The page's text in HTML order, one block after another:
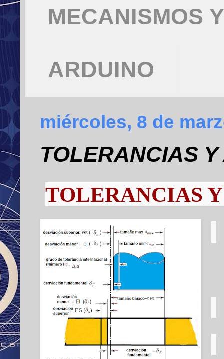
MECANISMOS
ARDUINO
miércoles, 8 de
TOLERANCIAS
TOLERANCIAS